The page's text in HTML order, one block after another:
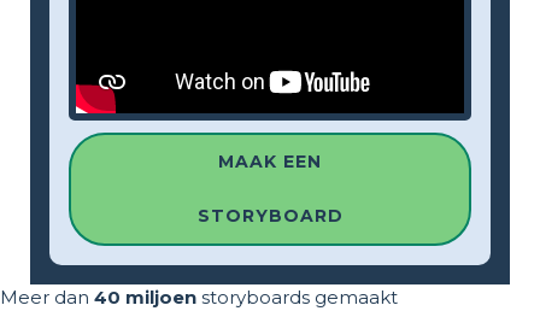
MAAK EEN
STORYBOARD
Meer dan 40 miljoen storyboards gemaakt